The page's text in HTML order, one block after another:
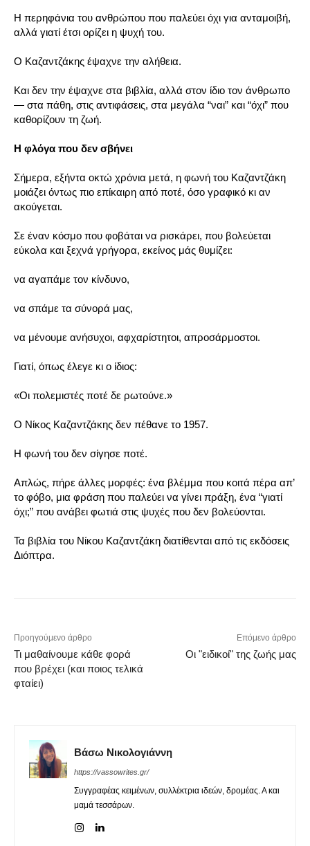
Η περηφάνια του ανθρώπου που παλεύει όχι για ανταμοιβή,
αλλά γιατί έτσι ορίζει η ψυχή του.
Ο Καζαντζάκης έψαχνε την αλήθεια.
Και δεν την έψαχνε στα βιβλία, αλλά στον ίδιο τον άνθρωπο
— στα πάθη, στις αντιφάσεις, στα μεγάλα “ναι” και “όχι” που
καθορίζουν τη ζωή.
Η φλόγα που δεν σβήνει
Σήμερα, εξήντα οκτώ χρόνια μετά, η φωνή του Καζαντζάκη
μοιάζει όντως πιο επίκαιρη από ποτέ, όσο γραφικό κι αν
ακούγεται.
Σε έναν κόσμο που φοβάται να ρισκάρει, που βολεύεται
εύκολα και ξεχνά γρήγορα, εκείνος μάς θυμίζει:
να αγαπάμε τον κίνδυνο,
να σπάμε τα σύνορά μας,
να μένουμε ανήσυχοι, αφχαρίστητοι, απροσάρμοστοι.
Γιατί, όπως έλεγε κι ο ίδιος:
«Οι πολεμιστές ποτέ δε ρωτούνε.»
Ο Νίκος Καζαντζάκης δεν πέθανε το 1957.
Η φωνή του δεν σίγησε ποτέ.
Απλώς, πήρε άλλες μορφές: ένα βλέμμα που κοιτά πέρα απ’
το φόβο, μια φράση που παλεύει να γίνει πράξη, ένα “γιατί
όχι;” που ανάβει φωτιά στις ψυχές που δεν βολεύονται.
Τα βιβλία του Νίκου Καζαντζάκη διατίθενται από τις εκδόσεις
Διόπτρα.
Προηγούμενο άρθρο
Τι μαθαίνουμε κάθε φορά
που βρέχει (και ποιος τελικά
φταίει)
Επόμενο άρθρο
Οι "ειδικοί" της ζωής μας
Βάσω Νικολογιάννη
https://vassowrites.gr/
Συγγραφέας κειμένων, συλλέκτρια ιδεών, δρομέας. Α και
μαμά τεσσάρων.